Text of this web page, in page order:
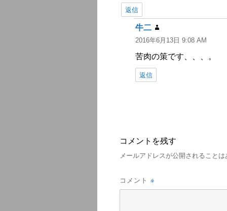
返信
牛二
り:
2016年6月13日 9:08 AM
苦肉の策です、、、。
返信
コメントを残す
メールアドレスが公開されることは
コメント ※